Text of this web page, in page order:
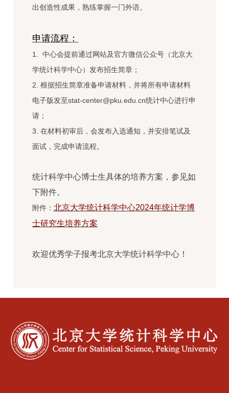
出创造性成果，熟练掌握一门外语。
申请流程：
1. 中心会提前通过网站及官方微信公众号（北京大
学统计科学中心）发布招生简章；
2. 根据招生简章准备申请材料，并将所有申请材料
电子版发至stat-center@pku.edu.cn统计中心进行申
请；
3. 在材料初审后，会发布入选通知，并安排笔试及
面试，完成申请流程。
统计科学中心博士生具体的培养方案，参见如
下附件。
附件：北京大学统计科学中心2024年统计学博
士研究生培养方案
欢迎优秀学子报考北京大学统计科学中心！